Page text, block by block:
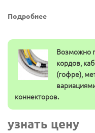
Подробнее
Возможно
кордов,
(гофре),
коннекторов.
узнать цену